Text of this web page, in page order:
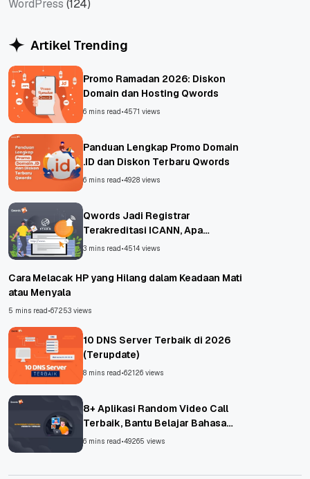
WordPress (124)
Artikel Trending
Promo Ramadan 2026: Diskon
Domain dan Hosting Qwords
6 mins read•4571 views
Panduan Lengkap Promo Domain
.ID dan Diskon Terbaru Qwords
6 mins read•4928 views
Qwords Jadi Registrar
Terakreditasi ICANN, Apa
Untungnya?
3 mins read•4514 views
Cara Melacak HP yang Hilang dalam Keadaan Mati
atau Menyala
5 mins read•67253 views
10 DNS Server Terbaik di 2026
(Terupdate)
8 mins read•62126 views
8+ Aplikasi Random Video Call
Terbaik, Bantu Belajar Bahasa
Asing!
6 mins read•49265 views